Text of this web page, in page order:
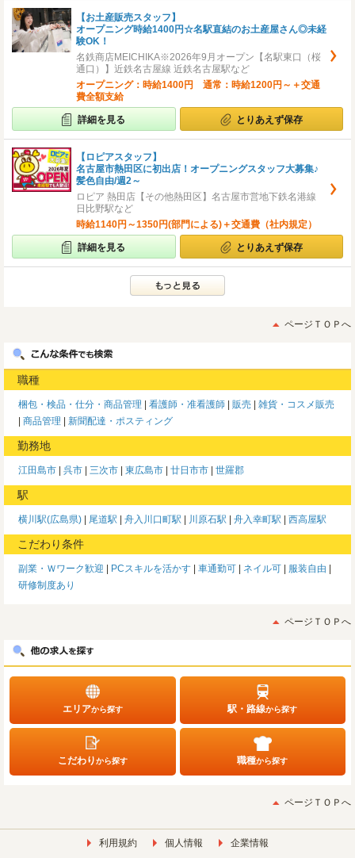
【お土産販売スタッフ】
オープニング時給1400円☆名駅直結のお土産屋さん◎未経
験OK！
名鉄商店MEICHIKA※2026年9月オープン【名駅東口（桜
通口）】近鉄名古屋線 近鉄名古屋駅など
オープニング：時給1400円 通常：時給1200円～＋交通
費全額支給
詳細を見る とりあえず保存
【ロピアスタッフ】
名古屋市熱田区に初出店！オープニングスタッフ大募集♪
髪色自由/週2～
ロピア 熱田店【その他熱田区】名古屋市営地下鉄名港線
日比野駅など
時給1140円～1350円(部門による)＋交通費（社内規定）
詳細を見る とりあえず保存
ページＴＯＰへ
職種
梱包・検品・仕分・商品管理 看護師・准看護師 販売
雑貨・コスメ販売
商品管理
新聞配達・ポスティング
勤務地
江田島市 呉市 三次市 東広島市 廿日市市 世羅郡
駅
横川駅(広島県) 尾道駅 舟入川口町駅 川原石駅 舟入幸町駅 西高屋駅
こだわり条件
副業・Ｗワーク歓迎 PCスキルを活かす 車通勤可 ネイル可
服装自由
研修制度あり
ページＴＯＰへ
エリアから探す 駅・路線から探す
こだわりから探す 職種から探す
ページＴＯＰへ
利用規約 個人情報 企業情報